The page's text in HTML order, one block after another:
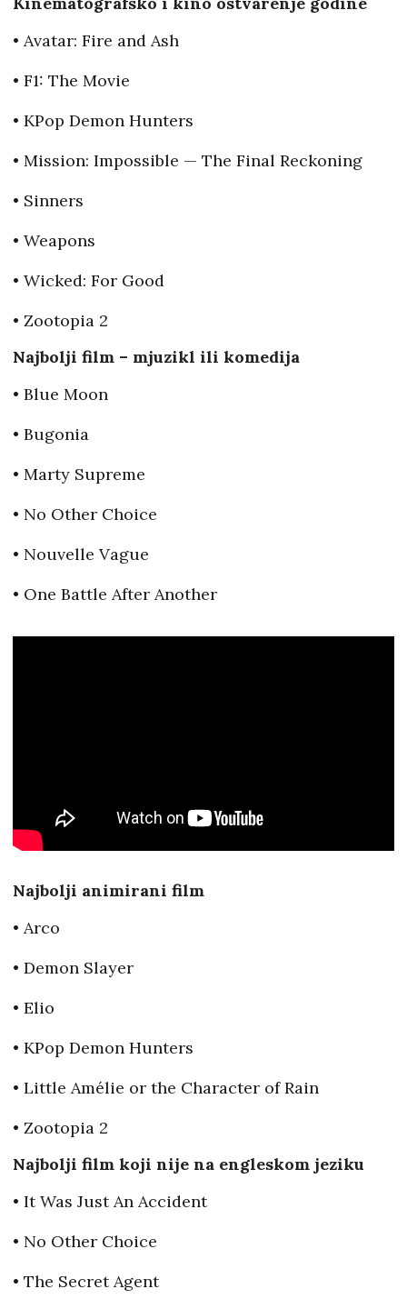
• Avatar: Fire and Ash
• F1: The Movie
• KPop Demon Hunters
• Mission: Impossible — The Final Reckoning
• Sinners
• Weapons
• Wicked: For Good
• Zootopia 2
Najbolji film – mjuzikl ili komedija
• Blue Moon
• Bugonia
• Marty Supreme
• No Other Choice
• Nouvelle Vague
• One Battle After Another
Najbolji animirani film
• Arco
• Demon Slayer
• Elio
• KPop Demon Hunters
• Little Amélie or the Character of Rain
• Zootopia 2
Najbolji film koji nije na engleskom jeziku
• It Was Just An Accident
• No Other Choice
• The Secret Agent